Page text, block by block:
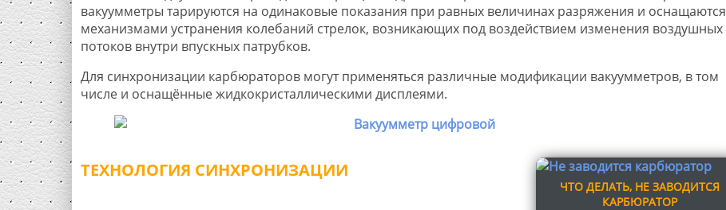
вакуумметры тарируются на одинаковые показания при равных величинах разряжения и оснащаются
механизмами устранения колебаний стрелок, возникающих под воздействием изменения воздушных
потоков внутри впускных патрубков.
Для синхронизации карбюраторов могут применяться различные модификации вакуумметров, в том
числе и оснащённые жидкокристаллическими дисплеями.
ТЕХНОЛОГИЯ СИНХРОНИЗАЦИИ
ЧТО ДЕЛАТЬ, НЕ ЗАВОДИТСЯ
КАРБЮРАТОР